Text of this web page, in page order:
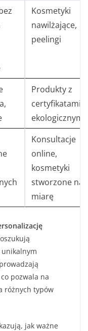
Kosmetyki
nawilżające,
peelingi
Produkty z
certyfikatami
ekologicznymi
Konsultacje
online,
kosmetyki
stworzone na
miarę
pozwala na
różnych typów
jak ważne